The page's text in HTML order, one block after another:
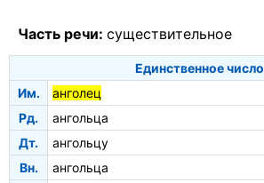
Часть речи: существительное
Единственное число
Им.
анголец
Рд.
ангольца
Дт.
ангольцу
Вн.
ангольца